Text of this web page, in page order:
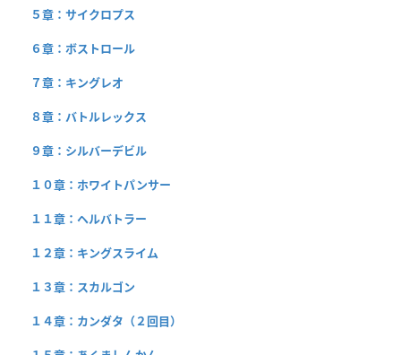
５章：サイクロプス
６章：ボストロール
７章：キングレオ
８章：バトルレックス
９章：シルバーデビル
１０章：ホワイトパンサー
１１章：ヘルバトラー
１２章：キングスライム
１３章：スカルゴン
１４章：カンダタ（２回目）